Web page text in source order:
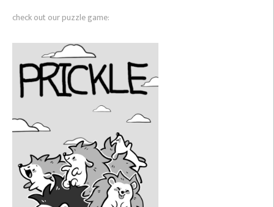
check out our puzzle game: